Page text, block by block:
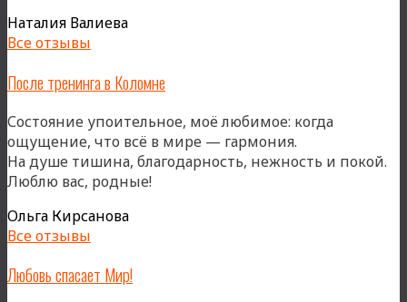
Наталия Валиева
Все отзывы
После тренинга в Коломне
Состояние упоительное, моё любимое: когда
ощущение, что всё в мире — гармония.
На душе тишина, благодарность, нежность и покой.
Люблю вас, родные!
Ольга Кирсанова
Все отзывы
Любовь спасает Мир!